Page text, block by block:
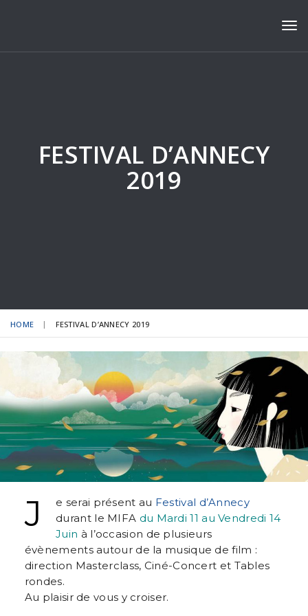
FESTIVAL D’ANNECY
2019
HOME FESTIVAL D’ANNECY 2019
J e serai présent au Festival d’Annecy
durant le MIFA du Mardi 11 au Vendredi 14
Juin à l’occasion de plusieurs
évènements autour de la musique de film :
direction Masterclass, Ciné-Concert et Tables
rondes.
Au plaisir de vous y croiser.